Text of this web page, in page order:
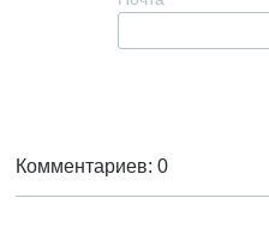
Комментариев: 0